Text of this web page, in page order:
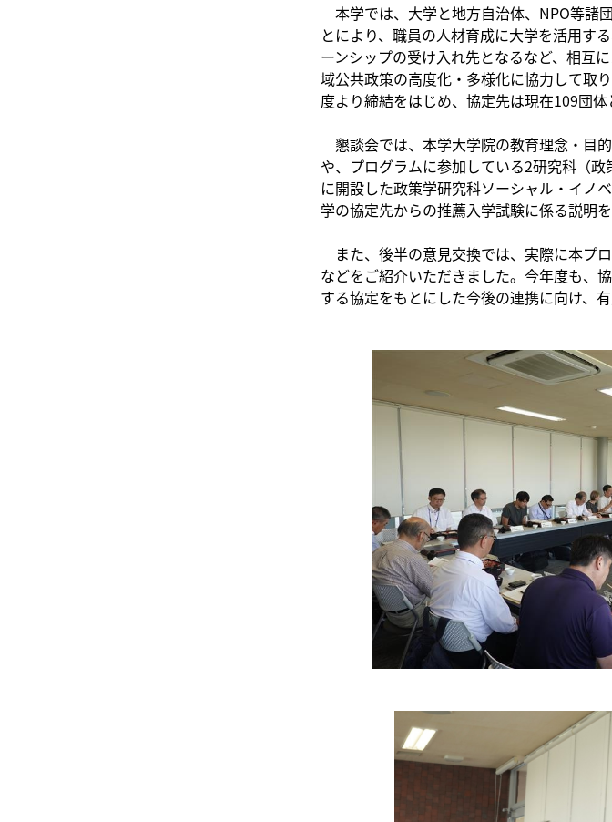
本学では、大学と地方自治体、NPO等諸
とにより、職員の人材育成に大学を活用す
ーンシップの受け入れ先となるなど、相互
域公共政策の高度化・多様化に協力して取
度より締結をはじめ、協定先は現在109団
懇談会では、本学大学院の教育理念・目
や、プログラムに参加している2研究科（
に開設した政策学研究科ソーシャル・イノ
学の協定先からの推薦入学試験に係る説明を
また、後半の意見交換では、実際に本プ
などをご紹介いただきました。今年度も、
する協定をもとにした今後の連携に向け、